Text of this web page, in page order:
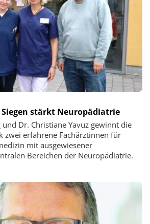
stärkt Neuropädiatrie
Dr. Christiane Yavuz gewinnt die
zwei erfahrene Fachärztinnen für
mit ausgewiesener
Bereichen der Neuropädiatrie.